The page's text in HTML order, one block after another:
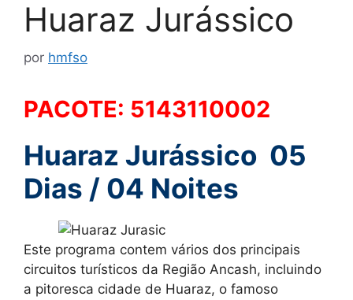
Huaraz Jurássico
por hmfso
PACOTE: 5143110002
Huaraz Jurássico 05
Dias / 04 Noites
Este programa contem vários dos principais
circuitos turísticos da Região Ancash, incluindo
a pitoresca cidade de Huaraz, o famoso